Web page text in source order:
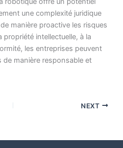
une complexité juridique
manière proactive les risques
propriété intellectuelle, à la
les entreprises peuvent
manière responsable et
NEXT